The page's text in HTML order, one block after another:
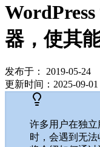
器，使其
发布于：
2019-05-24
更新时间： 2025-09-01
许多用户在独立
时，会遇到无